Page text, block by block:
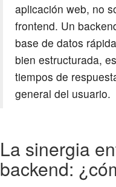
aplicación web, no
frontend. Un
base de datos
bien estructurada,
tiempos de
general del usuario.
La sinergia
backend: